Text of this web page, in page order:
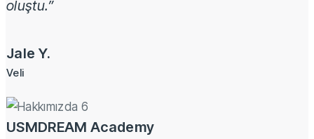
oluştu.”
Jale Y.
Veli
USMDREAM Academy